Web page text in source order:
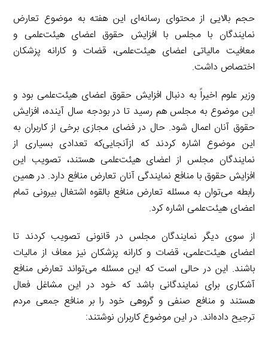
حجم بالایی از محتوای رسانه‌ای این هفته به موضوع تعارض
نمایندگان با مجلس با افزایش حقوق اعضای هیئت‌علمی و
معافیت مالیاتی اعضای هیئت‌علمی، قضات و کارانه پزشکان
اختصاص داشت.
وزیر علوم اخیراً به دنبال افزایش حقوق اعضای هیئت‌علمی بود و
این موضوع به مجلس هم رسید تا در بودجه سال آینده، افزایش
حقوق آنان اعمال شود. حال در فضای مجازی برخی از کاربران به
این موضوع اشاره کردند که ازآنجایی‌که تعدادی بسیاری از
نمایندگان مجلس از اعضای هیئت‌علمی هستند، تصویب این
افزایش حقوق با منافع نمایندگی آنان تعارض منافع دارد. در همین
رابطه می‌توان به مسئله تعارض منافع بالقوه اشتغال بیرونی تمام
اعضای هیئت‌علمی اشاره کرد.
از سوی دیگر نمایندگان مجلس در قانونی تصویب کردند تا
اعضای هیئت‌علمی، قضات و کارانه پزشکان نیز معاف از مالیات
باشند. این در حالی است که این مسئله می‌تواند تعارض منافع
آشکاری برای نمایندگانی باشد که خود در این مشاغل فعال
هستند و منافع صنفی و گروهی خود را بر منافع جمعی مردم
ترجیح داده‌اند. در این موضوع کاربران نوشتند: